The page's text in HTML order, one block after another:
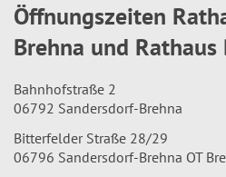
Öffnungszeiten
Brehna und Rathaus
Bahnhofstraße 2
06792 Sandersdorf-Brehna
Bitterfelder Straße 28/29
06796 Sandersdorf-Brehna OT